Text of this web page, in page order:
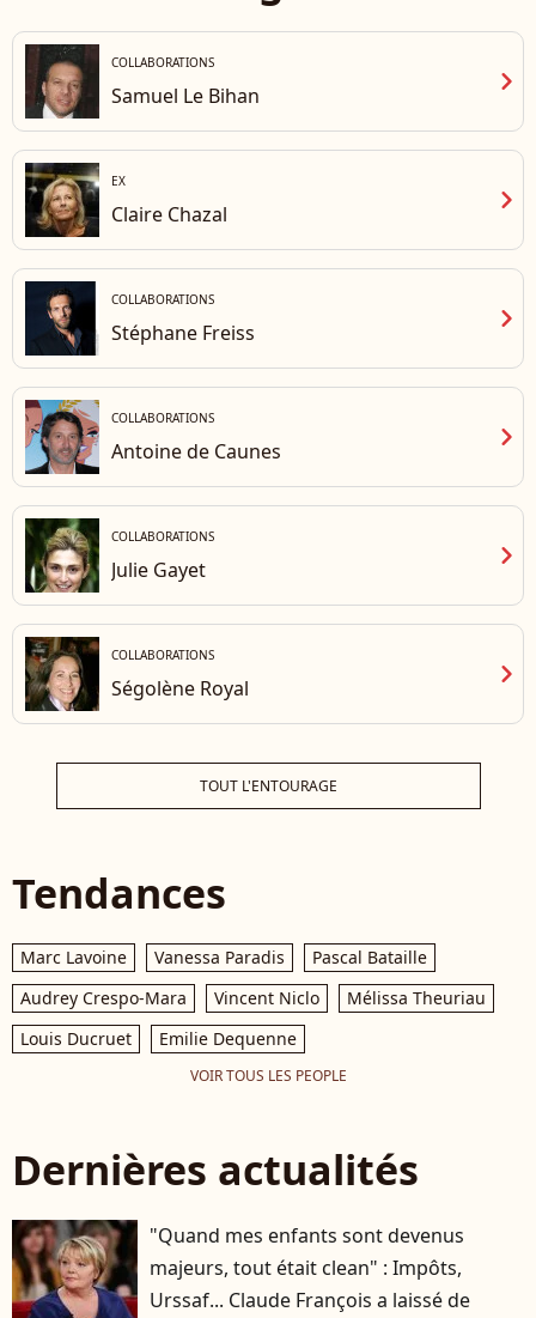
COLLABORATIONS
Samuel Le Bihan chevron_right
EX
Claire Chazal chevron_right
COLLABORATIONS
Stéphane Freiss chevron_right
COLLABORATIONS
Antoine de Caunes chevron_right
COLLABORATIONS
Julie Gayet chevron_right
COLLABORATIONS
Ségolène Royal chevron_right
TOUT L'ENTOURAGE
Tendances
Marc Lavoine Vanessa Paradis
Pascal Bataille
Audrey Crespo-Mara
Vincent Niclo
Mélissa Theuriau
Louis Ducruet
Emilie Dequenne
VOIR TOUS LES PEOPLE
Dernières actualités
"Quand mes enfants sont devenus
majeurs, tout était clean" : Impôts,
Urssaf... Claude François a laissé de